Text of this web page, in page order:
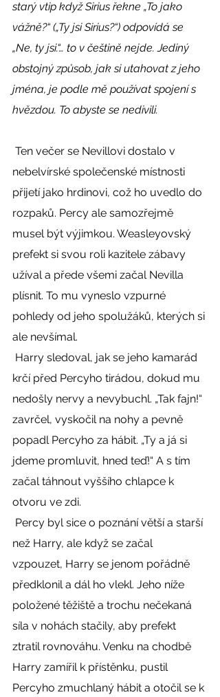
starý vtip když Sirius řekne „To jako
vážně?“ („Ty jsi Sirius?“) odpovídá se
„Ne, ty jsi.“… to v češtině nejde. Jediný
obstojný způsob, jak si utahovat z jeho
jména, je podle mě používat spojení s
hvězdou. To abyste se nedivili.
nebelvírské společenské místnosti
přijetí jako hrdinovi, což ho uvedlo do
rozpaků. Percy ale samozřejmě
musel být výjimkou. Weasleyovský
prefekt si svou roli kazitele zábavy
užíval a přede všemi začal Nevilla
plísnit. To mu vyneslo vzpurné
pohledy od jeho spolužáků, kterých si
ale nevšímal.
krčí před Percyho tirádou, dokud mu
nedošly nervy a nevybuchl. „Tak fajn!“
zavrčel, vyskočil na nohy a pevně
popadl Percyho za hábit. „Ty a já si
jdeme promluvit, hned teď!“ A s tím
začal táhnout vyššího chlapce k
otvoru ve zdi.
než Harry, ale když se začal
vzpouzet, Harry se jenom pořádně
předklonil a dál ho vlekl. Jeho níže
položené těžiště a trochu nečekaná
síla v nohách stačily, aby prefekt
ztratil rovnováhu. Venku na chodbě
Harry zamířil k přístěnku, pustil
Percyho zmuchlaný hábit a otočil se k